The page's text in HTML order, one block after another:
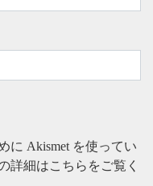
に Akismet を使ってい
詳細はこちらをご覧く